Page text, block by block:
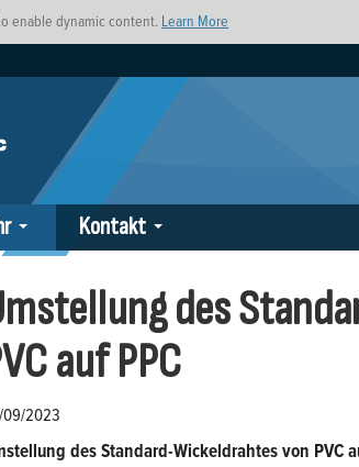
enable dynamic content. Learn More
Kontakt
des
auf PPC
2023
des Standard-Wickeldrahtes von PVC